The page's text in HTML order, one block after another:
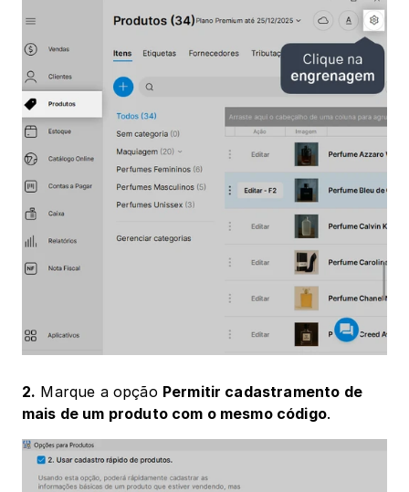
2. Marque a opção Permitir cadastramento de
mais de um produto com o mesmo código.